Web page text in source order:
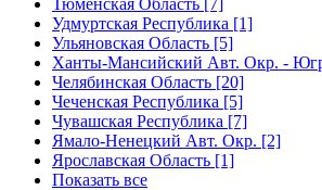
Тюменская Область [7]
Удмуртская Республика [1]
Ульяновская Область [5]
Ханты-Мансийский Авт. Окр. -
Челябинская Область [20]
Чеченская Республика [5]
Чувашская Республика [7]
Ямало-Ненецкий Авт. Окр. [2]
Ярославская Область [1]
Показать все